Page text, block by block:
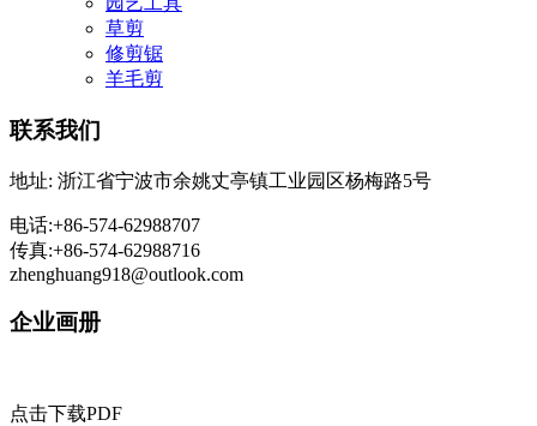
草剪
修剪锯
羊毛剪
联系我们
地址: 浙江省宁波市余姚丈亭镇工业园区杨梅路5号
电话:+86-574-62988707
传真:+86-574-62988716
zhenghuang918@outlook.com
企业画册
点击下载PDF